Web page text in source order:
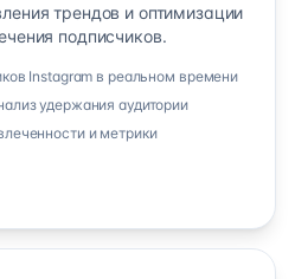
трендов и оптимизации
подписчиков.
Instagram в реальном времени
удержания аудитории
и метрики